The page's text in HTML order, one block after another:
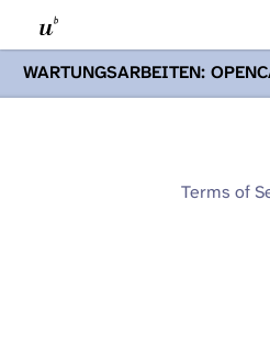
WARTUNGSARBEITEN:
PODCASTS & TOBIRA
Mi
Opencast-Videos und Tobira
Terms of